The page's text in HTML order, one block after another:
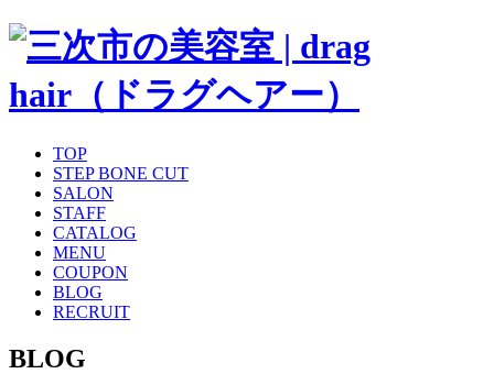
TOP
STEP BONE CUT
SALON
STAFF
CATALOG
MENU
COUPON
BLOG
RECRUIT
BLOG